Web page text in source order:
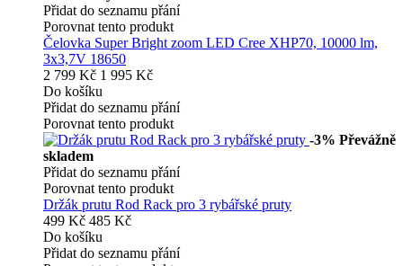
Přidat do seznamu přání
Porovnat tento produkt
Čelovka Super Bright zoom LED Cree XHP70, 10000 lm,
3x3,7V 18650
2 799 Kč 1 995 Kč
Do košíku
Přidat do seznamu přání
Porovnat tento produkt
-3% Převážně
skladem
Přidat do seznamu přání
Porovnat tento produkt
Držák prutu Rod Rack pro 3 rybářské pruty
499 Kč 485 Kč
Do košíku
Přidat do seznamu přání